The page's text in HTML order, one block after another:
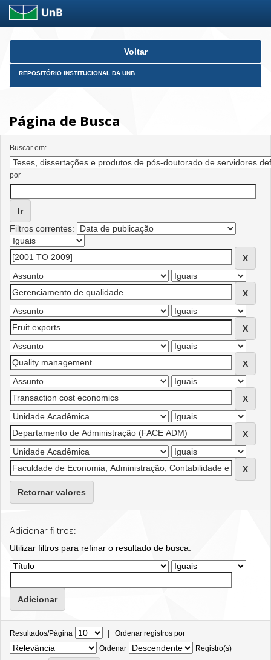
Skip
Voltar
REPOSITÓRIO INSTITUCIONAL DA UNB
Página de Busca
Buscar em:
por
Filtros correntes:
Retornar valores
Adicionar filtros:
Utilizar filtros para refinar o resultado de busca.
Resultados/Página | Ordenar registros por
Ordenar
Registro(s)